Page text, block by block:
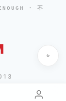
· 不